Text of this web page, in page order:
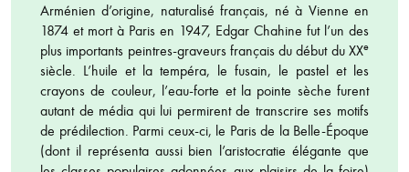
Arménien d’origine, naturalisé français, né à Vienne en
1874 et mort à Paris en 1947, Edgar Chahine fut l’un des
plus importants peintres-graveurs français du début du XXe
siècle. L’huile et la tempéra, le fusain, le pastel et les
crayons de couleur, l’eau-forte et la pointe sèche furent
autant de média qui lui permirent de transcrire ses motifs
de prédilection. Parmi ceux-ci, le Paris de la Belle-Époque
(dont il représenta aussi bien l’aristocratie élégante que